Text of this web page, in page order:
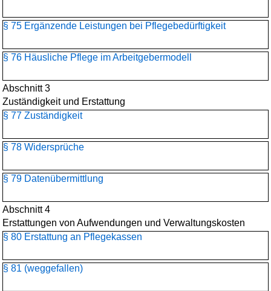
§ 75 Ergänzende Leistungen bei Pflegebedürftigkeit
§ 76 Häusliche Pflege im Arbeitgebermodell
Abschnitt 3
Zuständigkeit und Erstattung
§ 77 Zuständigkeit
§ 78 Widersprüche
§ 79 Datenübermittlung
Abschnitt 4
Erstattungen von Aufwendungen und Verwaltungskosten
§ 80 Erstattung an Pflegekassen
§ 81 (weggefallen)